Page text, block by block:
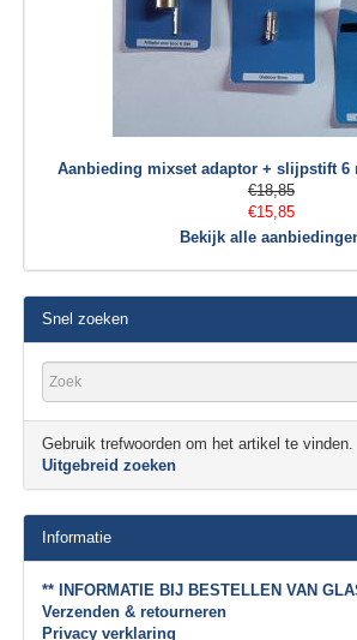
Aanbieding mixset adaptor + slijpstift 6
€18,85
€15,85
Bekijk alle
Snel zoeken
Gebruik trefwoorden om het artikel te vinden.
Uitgebreid zoeken
Informatie
** INFORMATIE BIJ BESTELLEN VAN
Verzenden & retourneren
Privacy verklaring